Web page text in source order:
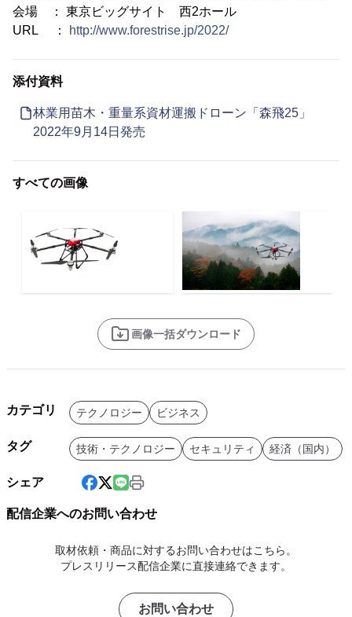
会場 ： 東京ビッグサイト 西2ホール
URL ：
http://www.forestrise.jp/2022/
添付資料
林業用苗木・重量系資材運搬ドローン「森飛25」
2022年9月14日発売
すべての画像
画像一括ダウンロード
カテゴリ テクノロジー ビジネス
タグ 技術・テクノロジー セキュリティ 経済（国内）
シェア
配信企業へのお問い合わせ
取材依頼・商品に対するお問い合わせはこちら。
プレスリリース配信企業に直接連絡できます。
お問い合わせ